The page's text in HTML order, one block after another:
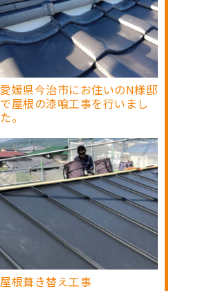
愛媛県今治市にお住いのN様邸
で屋根の漆喰工事を行いまし
た。
屋根葺き替え工事